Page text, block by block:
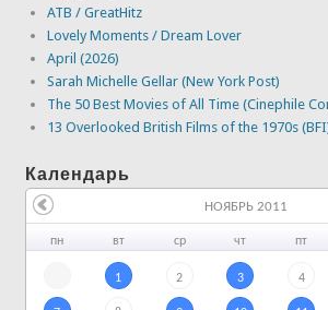
ATB / GreatHitz
Lovely Moments / Dream Lover
April (2026)
Sarah Michelle Gellar (New York Post)
The 50 Best Movies of All Time (Cinephile
13 Overlooked British Films of the 1970s
Календарь
пн вт ср чт пт
1 2 3 4
НОЯБРЬ 2011